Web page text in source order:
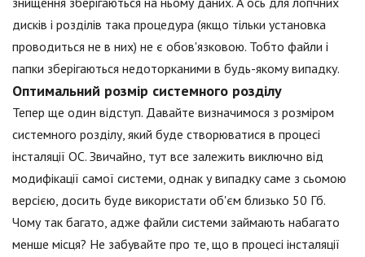
дисків і розділів така процедура (якщо тільки установка
проводиться не в них) не є обов'язковою. Тобто файли і
папки зберігаються недоторканими в будь-якому випадку.
Оптимальний розмір системного розділу
Тепер ще один відступ. Давайте визначимося з розміром
системного розділу, який буде створюватися в процесі
інсталяції ОС. Звичайно, тут все залежить виключно від
модифікації самої системи, однак у випадку саме з сьомою
версією, досить буде використати об'єм близько 50 Гб.
Чому так багато, адже файли системи займають набагато
менше місця? Не забувайте про те, що в процесі інсталяції